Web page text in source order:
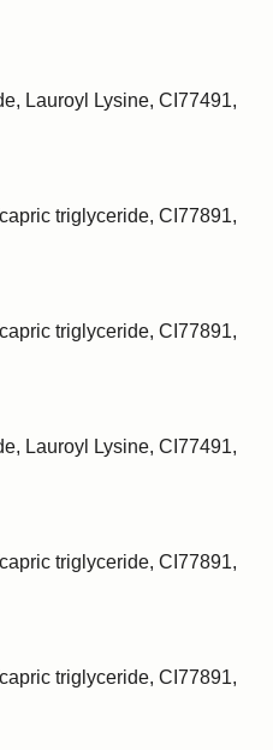
Lauroyl Lysine, CI77491,
triglyceride, CI77891,
triglyceride, CI77891,
Lauroyl Lysine, CI77491,
triglyceride, CI77891,
triglyceride, CI77891,